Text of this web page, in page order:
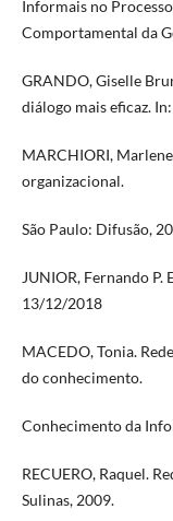
Informais no
Comportamental da
GRANDO, Giselle
diálogo mais eficaz. In:
MARCHIORI,
organizacional.
São Paulo: Difusão,
JUNIOR, Fernando P.
13/12/2018
MACEDO, Tonia.
do conhecimento.
Conhecimento da
RECUERO, Raquel.
Sulinas, 2009.